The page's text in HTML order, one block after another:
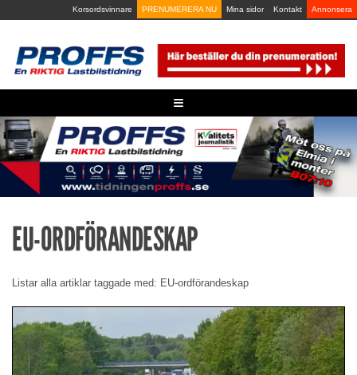
to
Korsordsvinnare PRENUMERERA NU Mina sidor Kontakt Annonsera
≡
EU-ORDFÖRANDESKAP
Listar alla artiklar taggade med: EU-ordförandeskap